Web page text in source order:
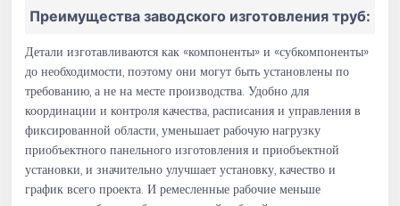
Преимущества заводского изготовления труб:
Детали изготавливаются как «компоненты» и «субкомпоненты»
до необходимости, поэтому они могут быть установлены по
требованию, а не на месте производства. Удобно для
координации и контроля качества, расписания и управления в
фиксированной области, уменьшает рабочую нагрузку
приобъектного панельного изготовления и приобъектной
установки, и значительно улучшает установку, качество и
график всего проекта. И ремесленные рабочие меньше